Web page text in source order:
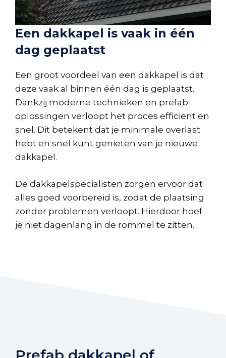
Een dakkapel is vaak in één
dag geplaatst
Een groot voordeel van een dakkapel is dat
deze vaak al binnen één dag is geplaatst.
Dankzij moderne technieken en prefab
oplossingen verloopt het proces efficiënt en
snel. Dit betekent dat je minimale overlast
hebt en snel kunt genieten van je nieuwe
dakkapel.
De dakkapelspecialisten zorgen ervoor dat
alles goed voorbereid is, zodat de plaatsing
zonder problemen verloopt. Hierdoor hoef
je niet dagenlang in de rommel te zitten.